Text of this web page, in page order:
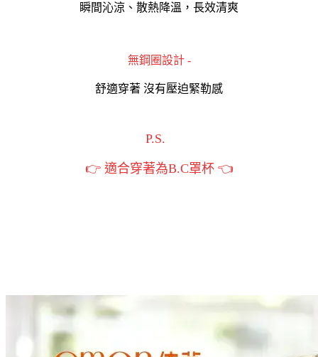
瞬間沁涼、散熱降溫，長效清爽
無鋼圈設計 -
舒適穿著 沒有壓迫緊勒感
P.S.
👉️ 適合穿著為B.C罩杯 👈️